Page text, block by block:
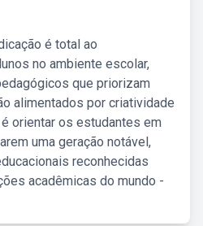
é total ao
no ambiente escolar,
que priorizam
alimentados por criatividade
orientar os estudantes em
uma geração notável,
reconhecidas
acadêmicas do mundo -